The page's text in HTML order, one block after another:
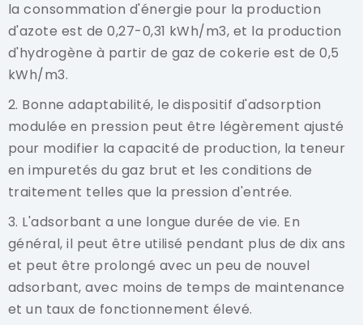
la consommation d'énergie pour la production
d'azote est de 0,27-0,31 kWh/m3, et la production
d'hydrogène à partir de gaz de cokerie est de 0,5
kWh/m3.
2. Bonne adaptabilité, le dispositif d'adsorption
modulée en pression peut être légèrement ajusté
pour modifier la capacité de production, la teneur
en impuretés du gaz brut et les conditions de
traitement telles que la pression d'entrée.
3. L'adsorbant a une longue durée de vie. En
général, il peut être utilisé pendant plus de dix ans
et peut être prolongé avec un peu de nouvel
adsorbant, avec moins de temps de maintenance
et un taux de fonctionnement élevé.